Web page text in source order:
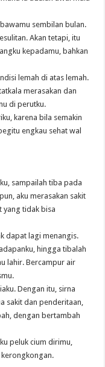
sembilan bulan.
Akan tetapi, itu
kepadamu, bahkan
lemah di atas lemah.
merasakan dan
di perutku.
karena bila semakin
engkau sehat wal
sampailah tiba pada
aku merasakan sakit
yang tidak bisa
dapat lagi menangis.
hingga tibalah
lahir. Bercampur air
Dengan itu, sirna
sakit dan penderitaan,
dengan bertambah
peluk cium dirimu,
kerongkongan.